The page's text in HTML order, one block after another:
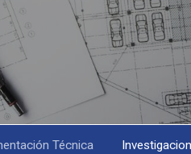
Técnica